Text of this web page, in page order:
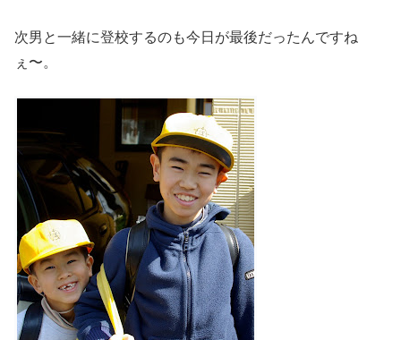
次男と一緒に登校するのも今日が最後だったんですね
ぇ〜。